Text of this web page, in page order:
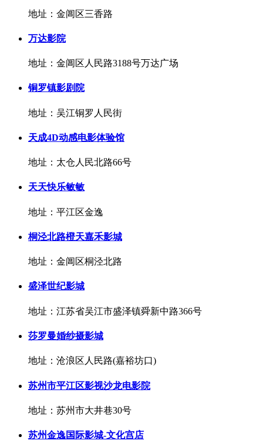
地址：金阊区三香路
万达影院
地址：金阊区人民路3188号万达广场
铜罗镇影剧院
地址：吴江铜罗人民街
天成4D动感电影体验馆
地址：太仓人民北路66号
天天快乐敏敏
地址：平江区金逸
桐泾北路橙天嘉禾影城
地址：金阊区桐泾北路
盛泽世纪影城
地址：江苏省吴江市盛泽镇舜新中路366号
莎罗曼婚纱摄影城
地址：沧浪区人民路(嘉裕坊口)
苏州市平江区影视沙龙电影院
地址：苏州市大井巷30号
苏州金逸国际影城-文化宫店